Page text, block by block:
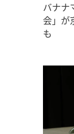
バナナ
会」が
も